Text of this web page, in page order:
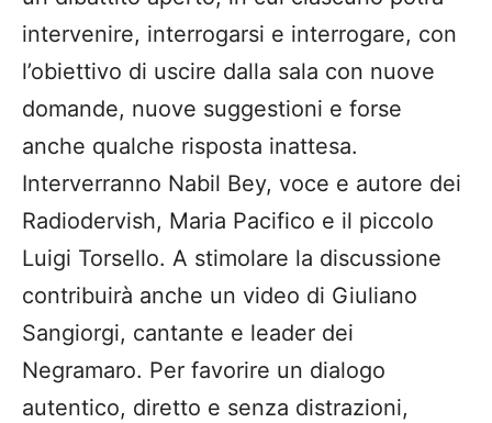
intervenire, interrogarsi e interrogare, con
l’obiettivo di uscire dalla sala con nuove
domande, nuove suggestioni e forse
anche qualche risposta inattesa.
Interverranno Nabil Bey, voce e autore dei
Radiodervish, Maria Pacifico e il piccolo
Luigi Torsello. A stimolare la discussione
contribuirà anche un video di Giuliano
Sangiorgi, cantante e leader dei
Negramaro. Per favorire un dialogo
autentico, diretto e senza distrazioni,